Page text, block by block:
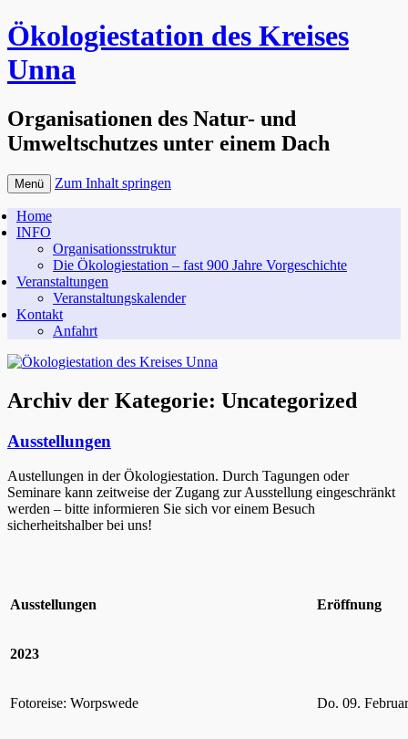
Ökologiestation des Kreises
Unna
Organisationen des Natur- und
Umweltschutzes unter einem Dach
Menü Zum Inhalt springen
Home
INFO
Organisationsstruktur
Die Ökologiestation – fast 900 Jahre Vorgeschichte
Veranstaltungen
Veranstaltungskalender
Kontakt
Anfahrt
Archiv der Kategorie: Uncategorized
Ausstellungen
Austellungen in der Ökologiestation. Durch Tagungen oder
Seminare kann zeitweise der Zugang zur Ausstellung eingeschränkt
werden – bitte informieren Sie sich vor einem Besuch
sicherheitshalber bei uns!
Ausstellungen Eröffnung
2023
Fotoreise: Worpswede Do. 09.